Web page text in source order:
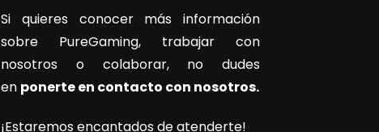
Si quieres conocer más información
sobre PureGaming, trabajar con
nosotros o colaborar, no dudes
en ponerte en contacto con nosotros.
¡Estaremos encantados de atenderte!